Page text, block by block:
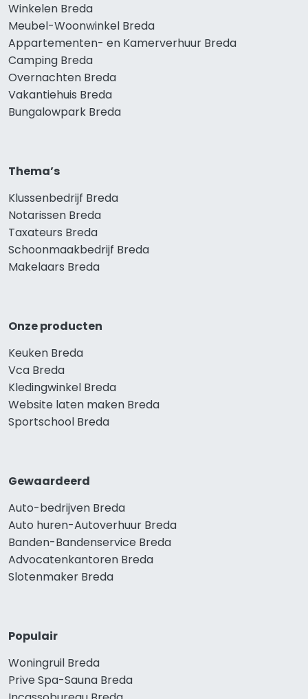
Winkelen Breda
Meubel-Woonwinkel Breda
Appartementen- en Kamerverhuur Breda
Camping Breda
Overnachten Breda
Vakantiehuis Breda
Bungalowpark Breda
Thema’s
Klussenbedrijf Breda
Notarissen Breda
Taxateurs Breda
Schoonmaakbedrijf Breda
Makelaars Breda
Onze producten
Keuken Breda
Vca Breda
Kledingwinkel Breda
Website laten maken Breda
Sportschool Breda
Gewaardeerd
Auto-bedrijven Breda
Auto huren-Autoverhuur Breda
Banden-Bandenservice Breda
Advocatenkantoren Breda
Slotenmaker Breda
Populair
Woningruil Breda
Prive Spa-Sauna Breda